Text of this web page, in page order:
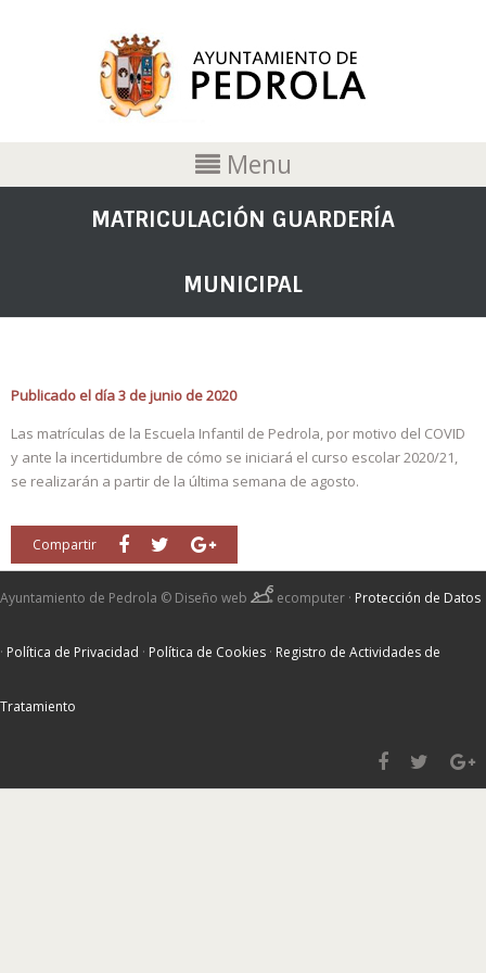
Menu
MATRICULACIÓN GUARDERÍA
MUNICIPAL
Publicado el día 3 de junio de 2020
Las matrículas de la Escuela Infantil de Pedrola, por motivo del COVID
y ante la incertidumbre de cómo se iniciará el curso escolar 2020/21,
se realizarán a partir de la última semana de agosto.
Compartir
Ayuntamiento de Pedrola © Diseño web ecomputer · Protección de Datos
· Política de Privacidad · Política de Cookies · Registro de Actividades de
Tratamiento